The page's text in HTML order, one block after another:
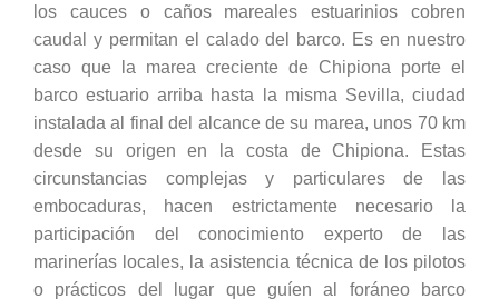
los cauces o caños mareales estuarinios cobren
caudal y permitan el calado del barco. Es en nuestro
caso que la marea creciente de Chipiona porte el
barco estuario arriba hasta la misma Sevilla, ciudad
instalada al final del alcance de su marea, unos 70 km
desde su origen en la costa de Chipiona. Estas
circunstancias complejas y particulares de las
embocaduras, hacen estrictamente necesario la
participación del conocimiento experto de las
marinerías locales, la asistencia técnica de los pilotos
o prácticos del lugar que guíen al foráneo barco